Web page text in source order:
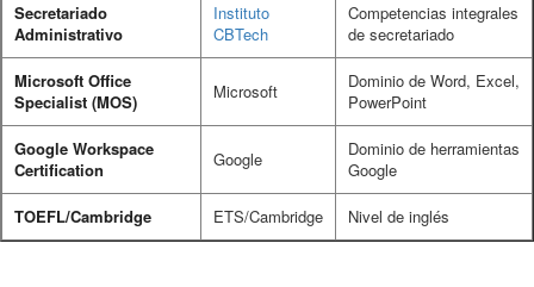
Secretariado
Administrativo
Instituto
CBTech
Competencias integrales
de secretariado
Microsoft Office
Specialist (MOS)
Microsoft
Dominio de Word, Excel,
PowerPoint
Google Workspace
Certification
Google
Dominio de herramientas
Google
TOEFL/Cambridge ETS/Cambridge Nivel de inglés